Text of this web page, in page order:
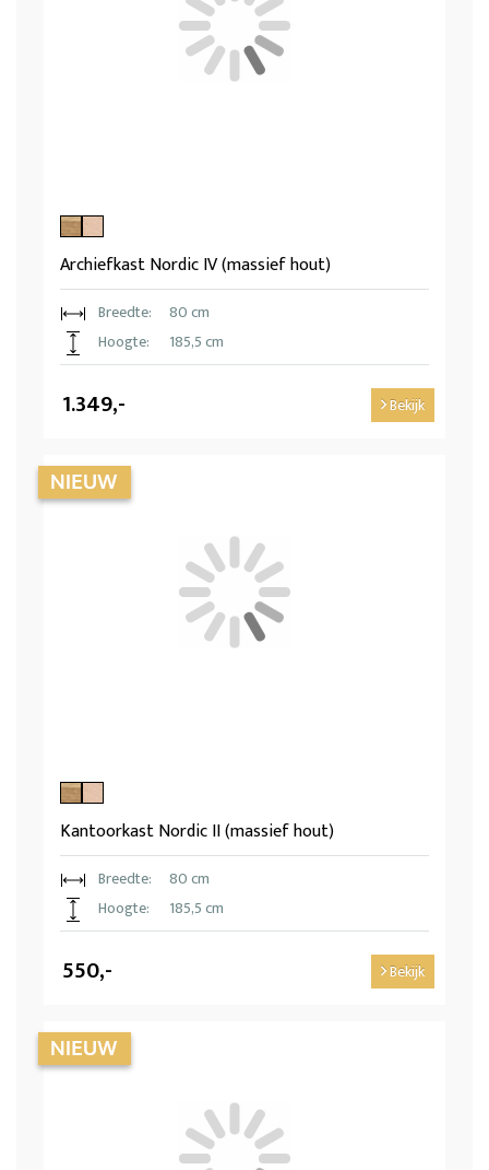
Archiefkast Nordic IV (massief hout)
Breedte:
80 cm
Hoogte:
185,5 cm
1.349,- Bekijk
Kantoorkast Nordic II (massief hout)
Breedte:
80 cm
Hoogte:
185,5 cm
550,- Bekijk